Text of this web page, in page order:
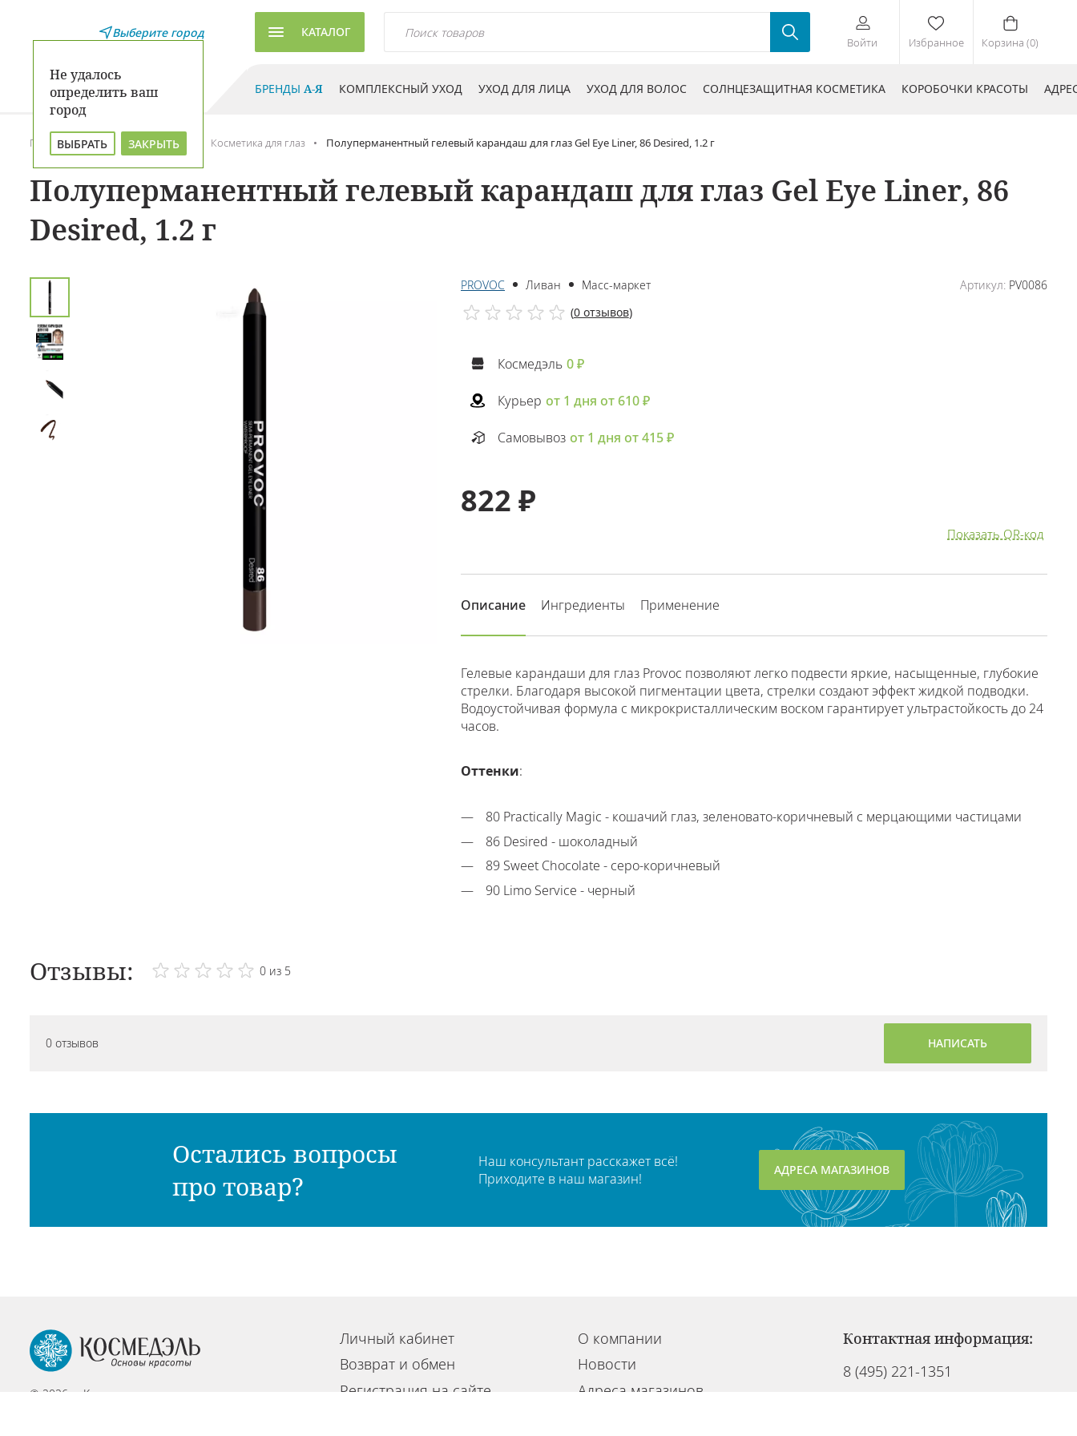
Выберите город
Не удалось
определить ваш
город
ВЫБРАТЬ ЗАКРЫТЬ
КАТАЛОГ
Войти Избранное Корзина (0)
БРЕНДЫ А-Я КОМПЛЕКСНЫЙ УХОД УХОД ДЛЯ ЛИЦА УХОД ДЛЯ ВОЛОС СОЛНЦЕЗАЩИТНАЯ КОСМЕТИКА КОРОБОЧКИ КРАСОТЫ
Главная Каталог Макияж Косметика для глаз Полуперманентный гелевый карандаш для глаз Gel Eye Liner, 86 Desired, 1.2 г
Полуперманентный гелевый карандаш для глаз Gel Eye Liner, 86
Desired, 1.2 г
PROVOC Ливан Масс-маркет Артикул: PV0086
(0 отзывов)
Космедэль 0 ₽
Курьер от 1 дня от 610 ₽
Самовывоз от 1 дня от 415 ₽
822 ₽
Показать QR-код
Описание Ингредиенты Применение
Гелевые карандаши для глаз Provoc позволяют легко подвести яркие, насыщенные, глубокие
стрелки. Благодаря высокой пигментации цвета, стрелки создают эффект жидкой подводки.
Водоустойчивая формула с микрокристаллическим воском гарантирует ультрастойкость до 24
часов.
Оттенки:
80 Practically Magic - кошачий глаз, зеленовато-коричневый с мерцающими частицами
86 Desired - шоколадный
89 Sweet Chocolate - cеро-коричневый
90 Limo Service - черный
Отзывы: 0 из 5
0 отзывов НАПИСАТЬ
Остались вопросы
про товар?
Наш консультант расскажет всё!
Приходите в наш магазин!
АДРЕСА МАГАЗИНОВ
© 2026 - «Космедэль»
Личный кабинет
Возврат и обмен
Регистрация на сайте
О компании
Новости
Адреса магазинов
Контактная информация:
8 (495) 221-1351